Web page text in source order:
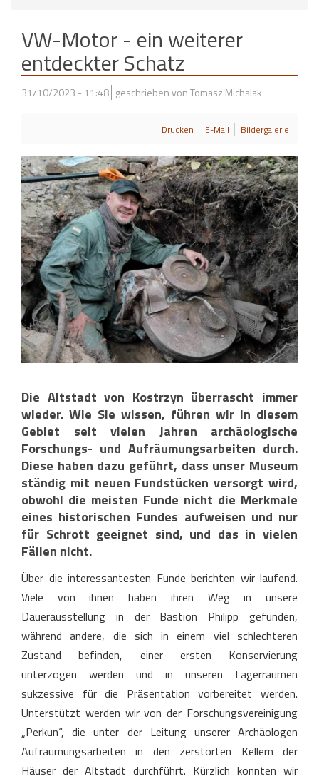
VW-Motor - ein weiterer
entdeckter Schatz
31/10/2023 - 11:48 geschrieben von Tomasz Michalak
Drucken E-Mail Bildergalerie
Die Altstadt von Kostrzyn überrascht immer
wieder. Wie Sie wissen, führen wir in diesem
Gebiet seit vielen Jahren archäologische
Forschungs- und Aufräumungsarbeiten durch.
Diese haben dazu geführt, dass unser Museum
ständig mit neuen Fundstücken versorgt wird,
obwohl die meisten Funde nicht die Merkmale
eines historischen Fundes aufweisen und nur
für Schrott geeignet sind, und das in vielen
Fällen nicht.
Über die interessantesten Funde berichten wir laufend.
Viele von ihnen haben ihren Weg in unsere
Dauerausstellung in der Bastion Philipp gefunden,
während andere, die sich in einem viel schlechteren
Zustand befinden, einer ersten Konservierung
unterzogen werden und in unseren Lagerräumen
sukzessive für die Präsentation vorbereitet werden.
Unterstützt werden wir von der Forschungsvereinigung
„Perkun“, die unter der Leitung unserer Archäologen
Aufräumungsarbeiten in den zerstörten Kellern der
Häuser der Altstadt durchführt. Kürzlich konnten wir